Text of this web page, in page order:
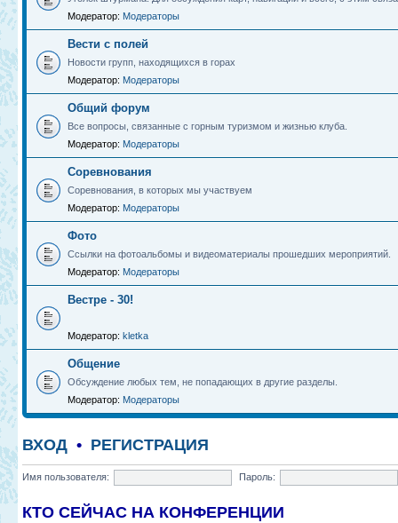
Модератор: Модераторы
Вести с полей
Новости групп, находящихся в горах
Модератор: Модераторы
Общий форум
Все вопросы, связанные с горным туризмом и жизнью клуба.
Модератор: Модераторы
Соревнования
Соревнования, в которых мы участвуем
Модератор: Модераторы
Фото
Ссылки на фотоальбомы и видеоматериалы прошедших мероприятий.
Модератор: Модераторы
Вестре - 30!
Модератор: kletka
Общение
Обсуждение любых тем, не попадающих в другие разделы.
Модератор: Модераторы
ВХОД • РЕГИСТРАЦИЯ
Имя пользователя: Пароль:
КТО СЕЙЧАС НА КОНФЕРЕНЦИИ